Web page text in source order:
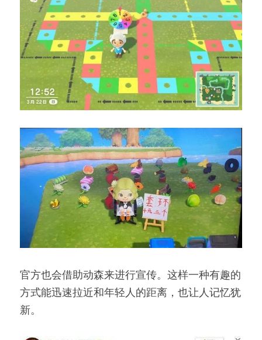
官方也会借助动森来进行宣传。这样一种有趣的
方式能迅速拉近和年轻人的距离，也让人记忆犹
新。